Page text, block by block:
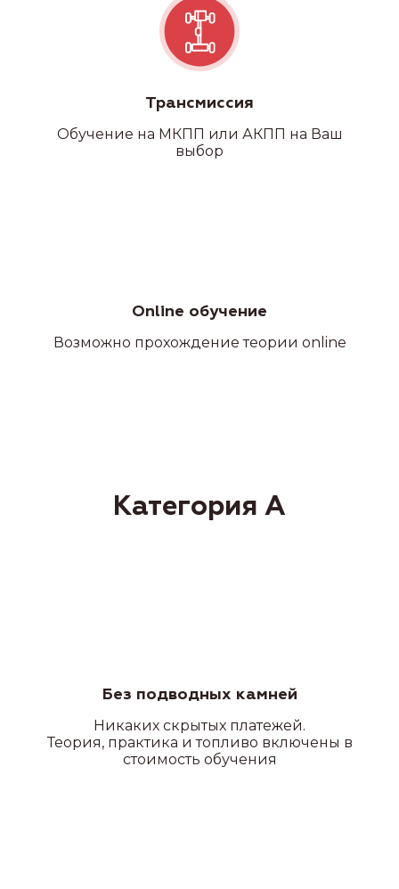
Трансмиссия
Обучение на МКПП или АКПП на Ваш
выбор
Online обучение
Возможно прохождение теории online
Без подводных камней
Никаких скрытых платежей.
Теория, практика и топливо включены в
стоимость обучения